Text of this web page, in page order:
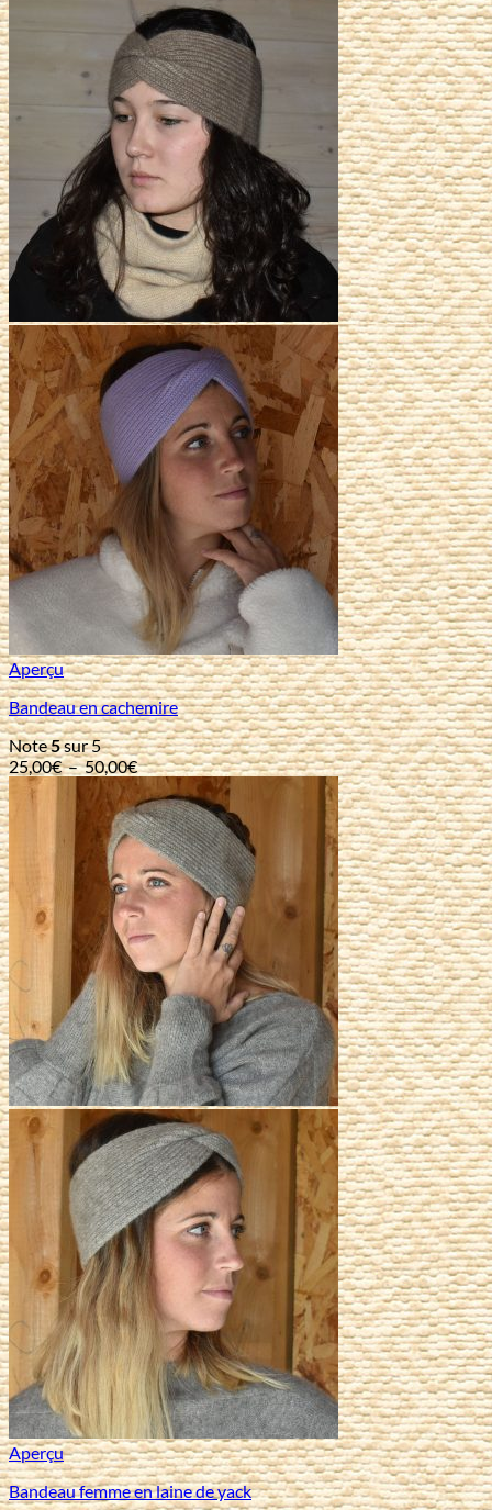
Aperçu
Bandeau en cachemire
Note5sur 5
25,00€–50,00€Plage
de
prix :
25,00€
à
50,00€
Aperçu
Bandeau femme en laine de yack